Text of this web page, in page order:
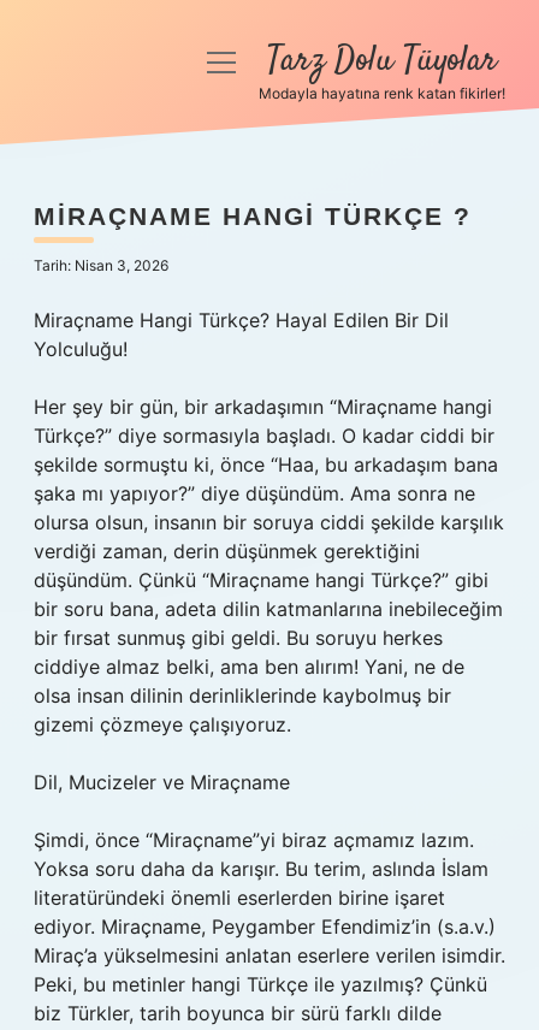
Anasayfa
Yasal Uyarı
menüyüTarz Dolu Tüyolar
Modayla hayatına renk katan fikirler!
MIRAÇNAME HANGI TÜRKÇE ?
Tarih: Nisan 3, 2026
Miraçname Hangi Türkçe? Hayal Edilen Bir Dil
Yolculuğu!
Her şey bir gün, bir arkadaşımın “Miraçname hangi
Türkçe?” diye sormasıyla başladı. O kadar ciddi bir
şekilde sormuştu ki, önce “Haa, bu arkadaşım bana
şaka mı yapıyor?” diye düşündüm. Ama sonra ne
olursa olsun, insanın bir soruya ciddi şekilde karşılık
verdiği zaman, derin düşünmek gerektiğini
düşündüm. Çünkü “Miraçname hangi Türkçe?” gibi
bir soru bana, adeta dilin katmanlarına inebileceğim
bir fırsat sunmuş gibi geldi. Bu soruyu herkes
ciddiye almaz belki, ama ben alırım! Yani, ne de
olsa insan dilinin derinliklerinde kaybolmuş bir
gizemi çözmeye çalışıyoruz.
Dil, Mucizeler ve Miraçname
Şimdi, önce “Miraçname”yi biraz açmamız lazım.
Yoksa soru daha da karışır. Bu terim, aslında İslam
literatüründeki önemli eserlerden birine işaret
ediyor. Miraçname, Peygamber Efendimiz’in (s.a.v.)
Miraç’a yükselmesini anlatan eserlere verilen isimdir.
Peki, bu metinler hangi Türkçe ile yazılmış? Çünkü
biz Türkler, tarih boyunca bir sürü farklı dilde